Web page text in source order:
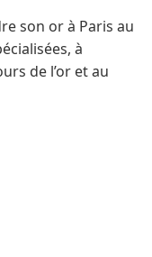
son or à Paris au
à
de l’or et au